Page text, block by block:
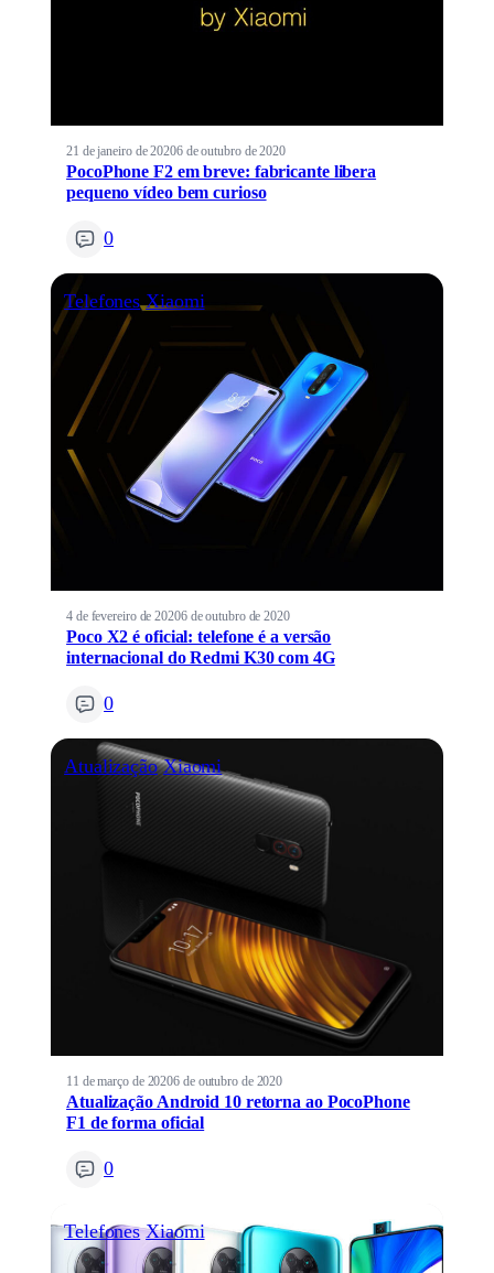
21 de janeiro de 20206 de outubro de 2020
PocoPhone F2 em breve: fabricante libera
pequeno vídeo bem curioso
0
Telefones Xiaomi
4 de fevereiro de 20206 de outubro de 2020
Poco X2 é oficial: telefone é a versão
internacional do Redmi K30 com 4G
0
Atualização Xiaomi
11 de março de 20206 de outubro de 2020
Atualização Android 10 retorna ao PocoPhone
F1 de forma oficial
0
Telefones Xiaomi